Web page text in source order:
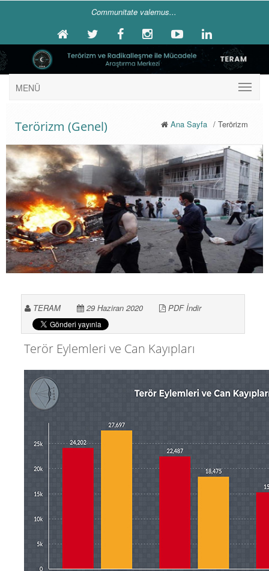
Communitate valemus...
MENÜ
Terörizm (Genel) / Terörizm
Ana Sayfa
TERAM 29 Haziran 2020 PDF İndir
Terör Eylemleri ve Can Kayıpları